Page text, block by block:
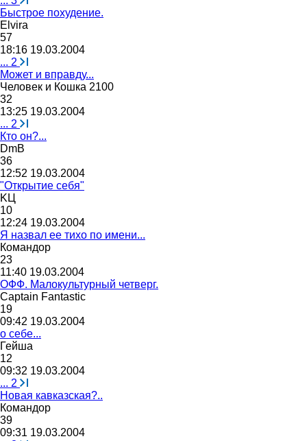
Быстрое похудение.
Е lvira
57
18:16 19.03.2004
... 2
Может и вправду...
Человек и Кошка 2100
32
13:25 19.03.2004
... 2
Кто он?...
DmB
36
12:52 19.03.2004
"Открытие себя"
K Ц
10
12:24 19.03.2004
Я назвал ее тихо по имени...
Командор
23
11:40 19.03.2004
ОФФ. Малокультурный четверг.
Captain Fantastic
19
09:42 19.03.2004
о себе...
Гейша
12
09:32 19.03.2004
... 2
Новая кавказская?..
Командор
39
09:31 19.03.2004